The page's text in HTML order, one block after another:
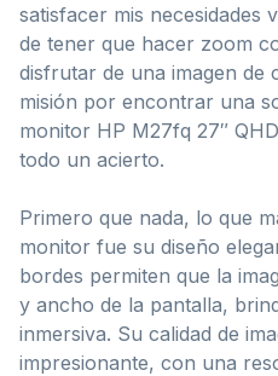
satisfacer mis necesidades
de tener que hacer zoom
disfrutar de una imagen de
misión por encontrar una
monitor HP M27fq 27″
todo un acierto.
Primero que nada, lo que
monitor fue su diseño
bordes permiten que la
y ancho de la pantalla,
inmersiva. Su calidad de
impresionante, con una